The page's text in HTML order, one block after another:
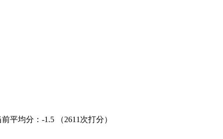
前平均分： -1.5 （2611次打分）